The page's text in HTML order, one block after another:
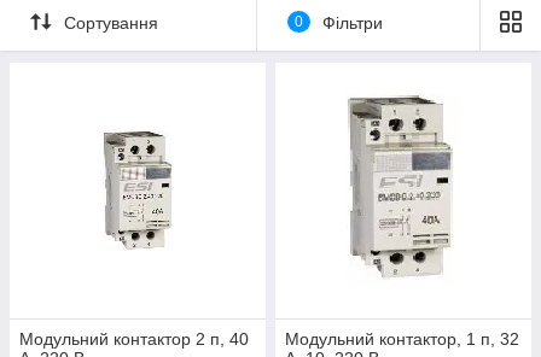
Сортування 0 Фільтри
Модульний контактор 2 п, 40
Модульний контактор, 1 п, 32